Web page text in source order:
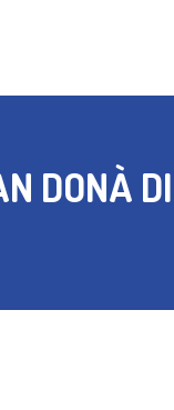
DONÀ DI